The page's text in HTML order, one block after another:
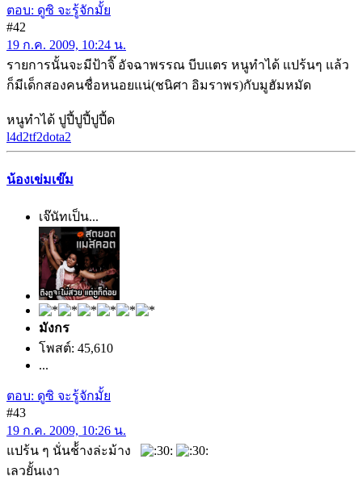
ตอบ: ดูซิ จะรู้จักมั้ย
#42
19 ก.ค. 2009, 10:24 น.
รายการนั้นจะมีป้าจิ๊ อัจฉาพรรณ บีบแตร หนูทำได้ แปร้นๆ แล้ว
ก็มีเด็กสองคนชื่อหนอยแน่(ชนิศา อิมราพร)กับมูฮัมหมัด
หนูทำได้ ปูปี้ปูปี้ปูปี้ด
l4d2tf2dota2
น้องเข่มเข๊ม
เจ๊นัทเป็น...
มังกร
โพสต์: 45,610
...
ตอบ: ดูซิ จะรู้จักมั้ย
#43
19 ก.ค. 2009, 10:26 น.
แปร้น ๆ นั่นช้้างล่ะม้าง
เลวยั้นเงา